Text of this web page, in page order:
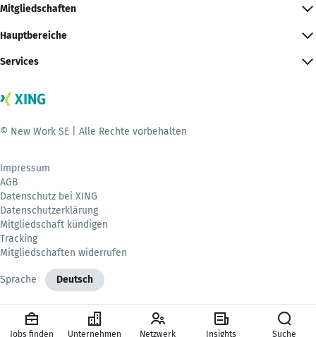
Mitgliedschaften
Hauptbereiche
Services
© New Work SE | Alle Rechte vorbehalten
Impressum
AGB
Datenschutz bei XING
Datenschutzerklärung
Mitgliedschaft kündigen
Tracking
Mitgliedschaften widerrufen
Sprache Deutsch
Jobs finden Unternehmen Netzwerk Insights Suche